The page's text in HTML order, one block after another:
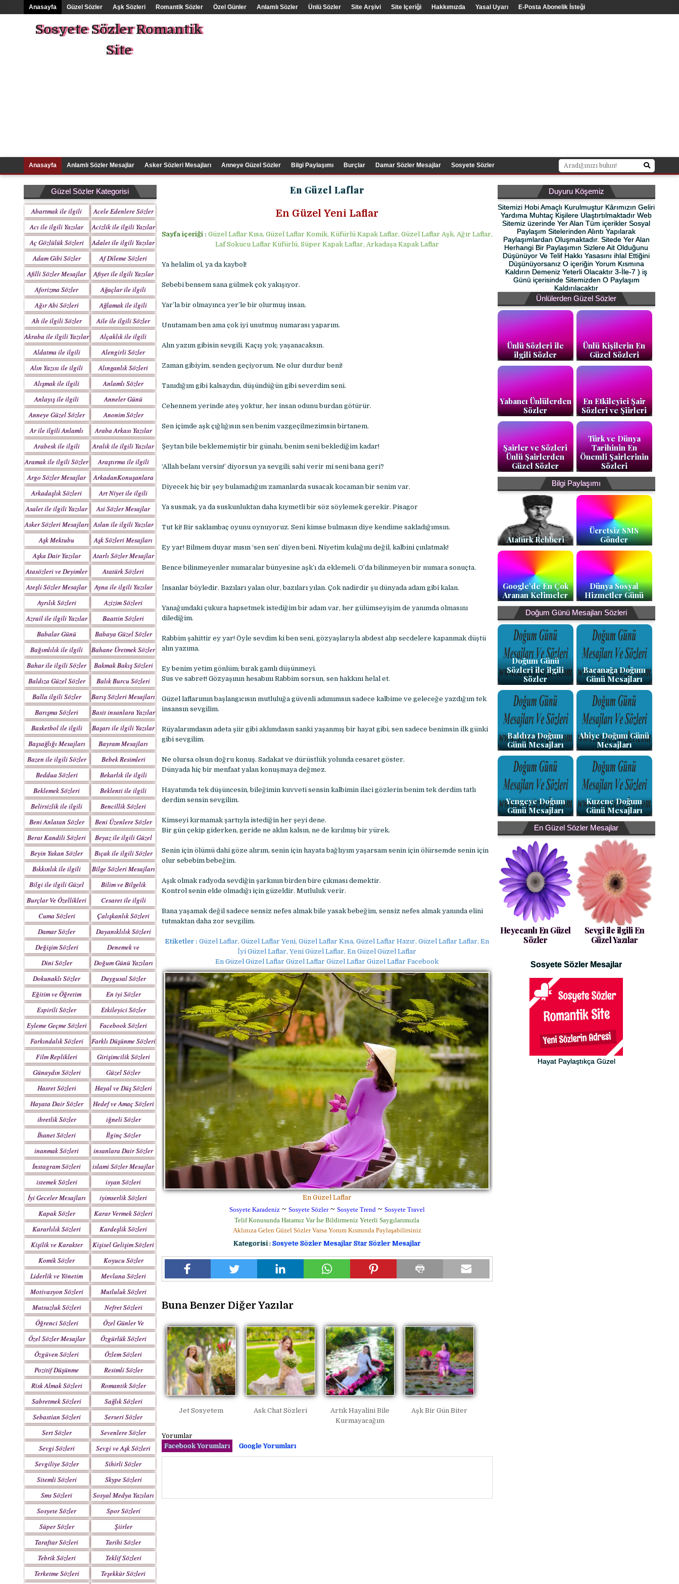
Anasayfa Güzel Sözler Aşk Sözleri Romantik Sözler Özel Günler Anlamlı Sözler Ünlü Sözler Site Arşivi Site Içeriği Hakkımızda Yasal Uyarı E-Posta Abonelik İsteği
Sosyete Sözler Romantik
Site
Anasayfa Anlamlı Sözler Mesajlar Asker Sözleri Mesajları Anneye Güzel Sözler Bilgi Paylaşımı Burçlar Damar Sözler Mesajlar Sosyete Sözler
Güzel Sözler Kategorisi
Abartmak ile ilgili
Yazılar
Acele Edenlere Sözler
Acı ile ilgili Yazılar
Acizlik ile ilgili Yazılar
Aç Gözlülük Sözleri
Adalet ile ilgili Yazılar
Adam Gibi Sözler
Mesajlar
Af Dileme Sözleri
Mesajları
Afilli Sözler Mesajlar
Afiyet ile ilgili Yazılar
Aforizma Sözler
Mesajlar
Ağaçlar ile ilgili
Yazılar
Ağır Abi Sözleri
Mesajları
Ağlamak ile ilgili
Yazılar
Ah ile ilgili Sözler
Aile ile ilgili Sözler
Akraba ile ilgili Yazılar
Alçaklık ile ilgili
Yazılar
Aldatma ile ilgili
Yazıları
Alengirli Sözler
Mesajlar
Alın Yazısı ile ilgili
Sözler
Alınganlık Sözleri
Alışmak ile ilgili
Yazılar
Anlamlı Sözler
Mesajlar
Anlayış ile ilgili
Yazılar
Anneler Günü
Mesajları
Anneye Güzel Sözler
Anonim Sözler
Ar ile ilgili Anlamlı
Sözler
Araba Arkası Yazılar
Arabesk ile ilgili
Yazılar
Aralık ile ilgili Yazılar
Aramak ile ilgili Sözler
Araştırma ile ilgili
Sözler
Argo Sözler Mesajlar
ArkadanKonuşanlara
Sözler
Arkadaşlık Sözleri
Mesajları
Art Niyet ile ilgili
Yazılar
Asalet ile ilgili Yazılar
Asi Sözler Mesajlar
Asker Sözleri Mesajları Aslan ile ilgili Yazılar
Aşk Mektubu
Mektupları
Aşk Sözleri Mesajları
Aşka Dair Yazılar
Atarlı Sözler Mesajlar
Atasözleri ve Deyimler
Atatürk Sözleri
Mesajları
Ateşli Sözler Mesajlar
Ayna ile ilgili Yazılar
Ayrılık Sözleri
Mesajları
Azizim Sözleri
Mesajları
Azrail ile ilgili Yazılar
Baattin Sözleri
Mesajları
Babalar Günü
Babaya Güzel Sözler
Bağımlılık ile ilgili
Yazılar
Bahane Üretmek Sözler
Bahar ile ilgili Sözler
Yazılar
Bakmak Bakış Sözleri
Baldıza Güzel Sözler
Balık Burcu Sözleri
Balla ilgili Sözler
Barış Sözleri Mesajları
Barışma Sözleri
Mesajları
Basit insanlara Yazılar
Basketbol ile ilgili
Sözler
Başarı ile ilgili Yazılar
Başsağlığı Mesajları
Bayram Mesajları
Sözleri
Bazen ile ilgili Sözler
Mesajlar
Bebek Resimleri
Beddua Sözleri
Mesajları
Bekarlık ile ilgili
Sözler
Beklemek Sözleri
Beklenti ile ilgili
Sözler
Belirsizlik ile ilgili
Sözler
Bencillik Sözleri
Mesajları
Beni Anlatan Sözler
Beni Üzenlere Sözler
Berat Kandili Sözleri
Mesajları
Beyaz ile ilgili Güzel
Sözler
Beyin Yakan Sözler
Bıçak ile ilgili Sözler
Bıkkınlık ile ilgili
Sözler
Bilge Sözleri Mesajları
Bilgi ile ilgili Güzel
Sözler
Bilim ve Bilgelik
Sözleri
Burçlar Ve Özellikleri
Cesaret ile ilgili
Yazılar
Cuma Sözleri
Çalışkanlık Sözleri
Damar Sözler
Dayanıklılık Sözleri
Değişim Sözleri
Denemek ve
Çabalamak Sözleri
Dini Sözler
Doğum Günü Yazıları
Dokunaklı Sözler
Duygusal Sözler
Eğitim ve Öğretim
Sözleri
En iyi Sözler
Espirili Sözler
Etkileyici Sözler
Eyleme Geçme Sözleri
Facebook Sözleri
Farkındalık Sözleri
Farklı Düşünme Sözleri
Film Replikleri
Girişimcilik Sözleri
Günaydın Sözleri
Güzel Sözler
Hasret Sözleri
Hayal ve Düş Sözleri
Hayata Dair Sözler
Hedef ve Amaç Sözleri
ibretlik Sözler
iğneli Sözler
İhanet Sözleri
İlginç Sözler
inanmak Sözleri
insanlara Dair Sözler
İnstagram Sözleri
islami Sözler Mesajlar
istemek Sözleri
isyan Sözleri
İyi Geceler Mesajları
iyimserlik Sözleri
Kapak Sözler
Karar Vermek Sözleri
Kararlılık Sözleri
Kardeşlik Sözleri
Kişilik ve Karakter
Sözleri
Kişisel Gelişim Sözleri
Komik Sözler
Koyucu Sözler
Liderlik ve Yönetim
Sözleri
Mevlana Sözleri
Motivasyon Sözleri
Mutluluk Sözleri
Mutsuzluk Sözleri
Nefret Sözleri
Öğrenci Sözleri
Özel Günler Ve
Haftalar
Özel Sözler Mesajlar
Özgürlük Sözleri
Özgüven Sözleri
Özlem Sözleri
Pozitif Düşünme
Sözleri
Resimli Sözler
Risk Almak Sözleri
Romantik Sözler
Sabretmek Sözleri
Sağlık Sözleri
Sebastian Sözleri
Serseri Sözler
Sert Sözler
Sevenlere Sözler
Sevgi Sözleri
Sevgi ve Aşk Sözleri
Sevgiliye Sözler
Sihirli Sözler
Sitemli Sözleri
Skype Sözleri
Sms Sözleri
Sosyal Medya Yazıları
Sosyete Sözler
Mesajlar
Spor Sözleri
Süper Sözler
Şiirler
Taraftar Sözleri
Tarihi Sözler
Tebrik Sözleri
Teklif Sözleri
Terketme Sözleri
Teşekkür Sözleri
En Güzel Laflar
En Güzel Yeni Laflar
Sayfa içeriği : Güzel Laflar Kısa, Güzel Laflar Komik, Küfürlü Kapak Laflar, Güzel Laflar Aşk, Ağır Laflar,
Laf Sokucu Laflar Küfürlü, Süper Kapak Laflar, Arkadaşa Kapak Laflar
Ya helalim ol, ya da kaybol!
Sebebi bensem sana gülmek çok yakışıyor.
Yar’la bir olmayınca yer’le bir olurmuş insan.
Unutamam ben ama çok iyi unutmuş numarası yaparım.
Alın yazım gibisin sevgili. Kaçış yok; yaşanacaksın.
Zaman gibiyim, senden geçiyorum. Ne olur durdur beni!
Tanıdığım gibi kalsaydın, düşündüğün gibi severdim seni.
Cehennem yerinde ateş yoktur, her insan odunu burdan götürür.
Sen içimde aşk çığlığısın sen benim vazgeçilmezimsin birtanem.
Şeytan bile beklememiştir bir günahı, benim seni beklediğim kadar!
‘Allah belanı versin!’ diyorsun ya sevgili; sahi verir mi seni bana geri?
Diyecek hiç bir şey bulamadığım zamanlarda susacak kocaman bir senim var.
Ya susmak, ya da suskunluktan daha kıymetli bir söz söylemek gerekir. Pisagor
Tut ki! Bir saklambaç oyunu oynuyoruz. Seni kimse bulmasın diye kendime sakladığımsın.
Ey yar! Bilmem duyar mısın ‘sen sen’ diyen beni. Niyetim kulağını değil, kalbini çınlatmak!
Bence bilinmeyenler numaralar bünyesine aşk’ı da eklemeli. O’da bilinmeyen bir numara sonuçta.
İnsanlar böyledir. Bazıları yalan olur, bazıları yılan. Çok nadirdir şu dünyada adam gibi kalan.
Yanağımdaki çukura hapsetmek istediğim bir adam var, her gülümseyişim de yanımda olmasını
dilediğim.
Rabbim şahittir ey yar! Öyle sevdim ki ben seni, gözyaşlarıyla abdest alıp secdelere kapanmak düştü
alın yazıma.
Ey benim yetim gönlüm; bırak gamlı düşünmeyi.
Sus ve sabret! Gözyaşının hesabını Rabbim sorsun, sen hakkını helal et.
Güzel laflarımın başlangıcısın mutluluğa güvenli adımımsın sadece kalbime ve geleceğe yazdığım tek
insansın sevgilim.
Rüyalarımdasın adeta şiir gibi aklımdasın sanki yaşanmış bir hayat gibi, sen sadece benimsin ilk günki
gibi sevgilim.
Ne olursa olsun doğru konuş. Sadakat ve dürüstlük yolunda cesaret göster.
Dünyada hiç bir menfaat yalan konuşmaya değmez.
Hayatımda tek düşüncesin, bileğimin kuvveti sensin kalbimin ilaci gözlerin benim tek derdim tatlı
derdim sensin sevgilim.
Kimseyi kırmamak şartıyla istediğin her şeyi dene.
Bir gün çekip giderken, geride ne aklın kalsın, ne de kırılmış bir yürek.
Senin için ölümü dahi göze alırım, senin için hayata bağlıyım yaşarsam senin için ölürsemde senin için
olur sebebim bebeğim.
Aşık olmak radyoda sevdiğin şarkının birden bire çıkması demektir.
Kontrol senin elde olmadığı için güzeldir. Mutluluk verir.
Bana yaşamak değil sadece sensiz nefes almak bile yasak bebeğim, sensiz nefes almak yanında elini
tutmaktan daha zor sevgilim.
Etiketler : Güzel Laflar, Güzel Laflar Yeni, Güzel Laflar Kısa, Güzel Laflar Hazır, Güzel Laflar Laflar, En
İyi Güzel Laflar, Yeni Güzel Laflar, En Güzel Güzel Laflar
En Güzel Güzel Laflar Güzel Laflar Güzel Laflar Güzel Laflar Facebook
En Güzel Laflar
Sosyete Karadeniz~ Sosyete Sözler~ Sosyete Trend ~ Sosyete Travel
Telif Konusunda Hatamız Var İse Bildirmeniz Yeterli Saygılarımızla
Aklınıza Gelen Güzel Sözler Varsa Yorum Kısmında Paylaşabilirsiniz
Kategorisi : Sosyete Sözler Mesajlar Star Sözler Mesajlar
Buna Benzer Diğer Yazılar
Jet Sosyetem Ask Chat Sözleri
Artık Hayalini Bile
Kurmayacağım
Aşk Bir Gün Biter
Yorumlar
Facebook Yorumları
Google Yorumları
Duyuru Köşemiz
Sitemizi Hobi Amaçlı Kurulmuştur Kârımızın Geliri
Yardıma Muhtaç Kişilere Ulaştırtılmaktadır Web
Sitemiz üzerinde Yer Alan Tüm içerikler Sosyal
Paylaşım Sitelerinden Alıntı Yapılarak
Paylaşımlardan Oluşmaktadır. Sitede Yer Alan
Herhangi Bir Paylaşımın Sizlere Ait Olduğunu
Düşünüyor Ve Telif Hakkı Yasasını ihlal Ettiğini
Düşünüyorsanız O içeriğin Yorum Kısmına
Kaldırın Demeniz Yeterli Olacaktır 3-İle-7 ) iş
Günü içerisinde Sitemizden O Paylaşım
Kaldırılacaktır
Ünlülerden Güzel Sözler
Ünlü Sözleri ile
ilgili Sözler
Ünlü Kişilerin En
Güzel Sözleri
Yabancı Ünlülerden
Sözler
En Etkileyici Şair
Sözleri ve Şiirleri
Şairler ve Sözleri
Ünlü Şairlerden
Güzel Sözler
Türk ve Dünya
Tarihinin En
Önemli Şairlerinin
Sözleri
Bilgi Paylaşımı
Atatürk Rehberi
Ücretsiz SMS
Gönder
Google’de En Çok
Aranan Kelimeler
Dünya Sosyal
Hizmetler Günü
Doğum Günü Mesajları Sözleri
Doğum Günü
Sözleri ile ilgili
Sözler
Bacanağa Doğum
Günü Mesajları
Baldıza Doğum
Günü Mesajları
Abiye Doğum Günü
Mesajları
Yengeye Doğum
Günü Mesajları
Kuzene Doğum
Günü Mesajları
En Güzel Sözler Mesajlar
Heyecanlı En Güzel
Sözler
Sevgi ile ilgili En
Güzel Yazılar
Sosyete Sözler Mesajlar
Hayat Paylaştıkça Güzel